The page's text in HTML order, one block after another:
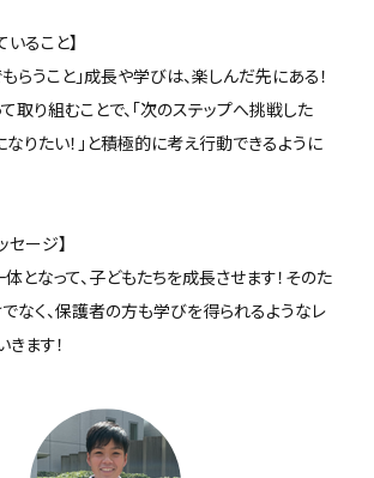
ること】
らうこと」成長や学びは、楽しんだ先にある！
取り組むことで、「次のステップへ挑戦した
なりたい！」と積極的に考え行動できるように
セージ】
となって、子どもたちを成長させます！そのた
なく、保護者の方も学びを得られるようなレ
ます！